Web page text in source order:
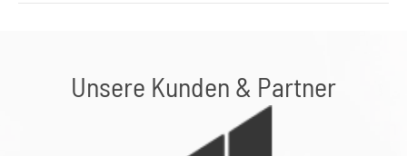
Unsere Kunden & Partner